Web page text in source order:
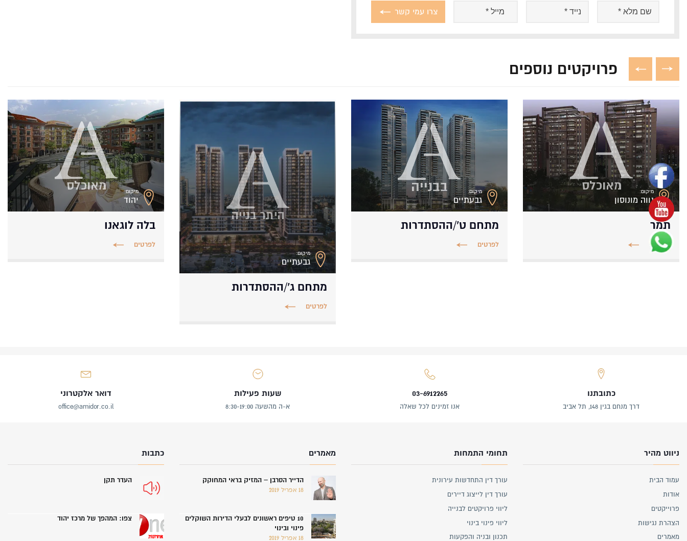
פרויקטים נוספים
מיקום:
נווה מונוסון
תמר
לפרטים
מיקום:
גבעתיים
מתחם ט’/ההסתדרות
לפרטים
מיקום:
גבעתיים
מתחם ג’/ההסתדרות
לפרטים
מיקום:
יהוד
בלה לוגאנו
לפרטים
כתובתנו
דרך מנחם בגין 148, תל אביב
03-6912265
אנו זמינים לכל שאלה
שעות פעילות
א-ה מהשעה 8:30-19:00
דואר אלקטרוני
office@amidor.co.il
ניווט מהיר
עמוד הבית
אודות
פרוייקטים
הצהרת נגישות
מאמרים
תחומי התמחות
עורך דין התחדשות עירונית
עורך דין לייצוג דיירים
ליווי פרויקטים לבנייה
ליווי פינוי בינוי
תכנון ובניה והפקעות
מאמרים
הדייר הסרבן – המזיק בראי המחוקק
18 אפריל 2019
10 טיפים ראשונים לבעלי הדירות השוקלים
פינוי ובינוי
18 אפריל 2019
כתבות
העדר תקן
צפו: המהפך של מרכז יהוד